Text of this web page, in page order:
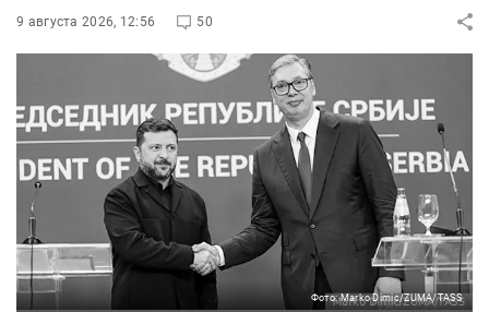
9 августа 2026, 12:56 50
Фото: Marko Dimic/ZUMA/TASS